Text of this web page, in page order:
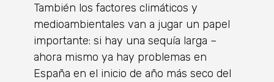
También los factores climáticos y
medioambientales van a jugar un papel
importante: si hay una sequía larga –
ahora mismo ya hay problemas en
España en el inicio de año más seco del